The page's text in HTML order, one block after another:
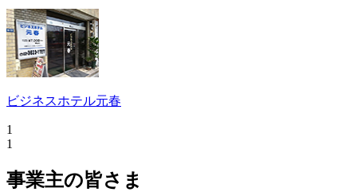
ビジネスホテル元春
1
1
事業主の皆さま